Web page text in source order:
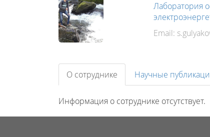
Лаборатория
Email:
О сотруднике Научные
Информация о сотруднике отсутствует.